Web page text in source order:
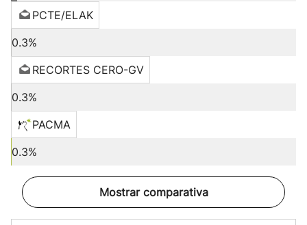
PCTE/ELAK
0.3%
RECORTES CERO-GV
0.3%
PACMA
0.3%
Mostrar comparativa